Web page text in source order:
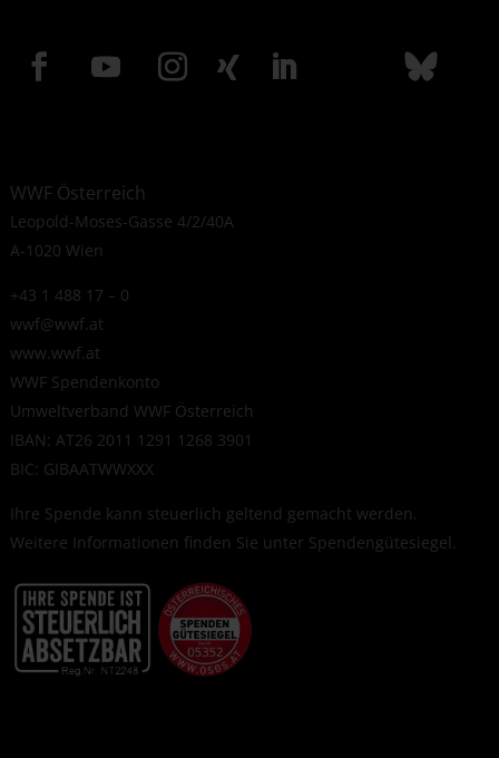
WWF Österreich
Leopold-Moses-Gasse 4/2/40A
A-1020 Wien
+43 1 488 17 – 0
wwf@wwf.at
www.wwf.at
WWF Spendenkonto
Umweltverband WWF Österreich
IBAN: AT26 2011 1291 1268 3901
BIC: GIBAATWWXXX
Ihre Spende kann steuerlich geltend gemacht werden.
Weitere Informationen finden Sie unter Spendengütesiegel.